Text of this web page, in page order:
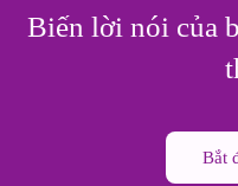
Biến lời nói của
Bắt